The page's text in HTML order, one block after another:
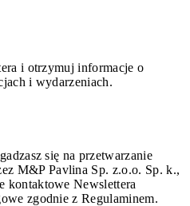
i otrzymuj informacje o
i wydarzeniach.
się na przetwarzanie
M&P Pavlina Sp. z.o.o. Sp. k.,
kontaktowe Newslettera
zgodnie z Regulaminem.